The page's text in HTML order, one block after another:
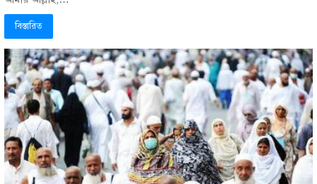
বিস্তারিত